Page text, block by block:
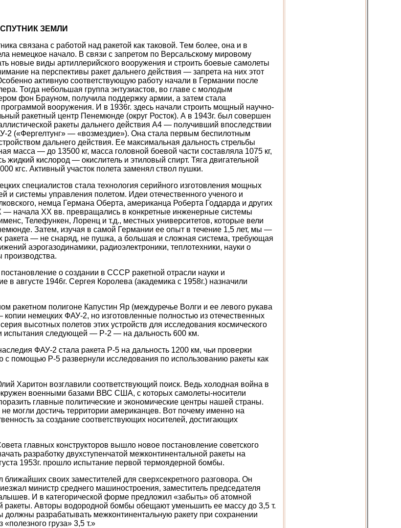
ЗЕМЛИ
связана с работой над ракетой как таковой. Тем более, она и в
немецкое начало. В связи с запретом по Версальскому мировому
новые виды артиллерийского вооружения и строить боевые самолеты
на перспективы ракет дальнего действия — запрета на них этот
активную соответствующую работу начали в Германии после
Тогда небольшая группа энтузиастов, во главе с молодым
фон Брауном, получила поддержку армии, а затем стала
программой вооружения. И в 1936г. здесь начали строить мощный научно-
ракетный центр Пенемюнде (округ Росток). А в 1943г. был совершен
ракеты дальнего действия А4 — получивший впоследствии
2 («Фергелтунг» — «возмездие»). Она стала первым беспилотным
дальнего действия. Ее максимальная дальность стрельбы
масса — до 13500 кг, масса головной боевой части составляла 1075 кг,
жидкий кислород — окислитель и этиловый спирт. Тяга двигательной
кгс. Активный участок полета заменял ствол пушки.
специалистов стала технология серийного изготовления мощных
и системы управления полетом. Идеи отечественного ученого и
немца Германа Оберта, американца Роберта Годдарда и других
— начала XX вв. превращались в конкретные инженерные системы
Телефункен, Лоренц и т.д., местных университетов, которые вели
Затем, изучая в самой Германии ее опыт в течение 1,5 лет, мы —
ракета — не снаряд, не пушка, а большая и сложная система, требующая
аэрогазодинамики, радиоэлектроники, теплотехники, науки о
производства.
о создании в СССР ракетной отрасли науки и
в августе 1946г. Сергея Королева (академика с 1958г.) назначили
ракетном полигоне Капустин Яр (междуречье Волги и ее левого рукава
немецких ФАУ-2, но изготовленные полностью из отечественных
высотных полетов этих устройств для исследования космического
испытания следующей — Р‑2 — на дальность 600 км.
ФАУ‑2 стала ракета Р‑5 на дальность 1200 км, чьи проверки
с помощью Р‑5 развернули исследования по использованию ракеты как
Харитон возглавили соответствующий поиск. Ведь холодная война в
военными базами ВВС США, с которых самолеты-носители
главные политические и экономические центры нашей страны.
могли достичь территории американцев. Вот почему именно на
за создание соответствующих носителей, достигающих
главных конструкторов вышло новое постановление советского
разработку двухступенчатой межконтинентальной ракеты на
1953г. прошло испытание первой термоядерной бомбы.
ближайших своих заместителей для сверхсекретного разговора. Он
министр среднего машиностроения, заместитель председателя
И в категорической форме предложил «забыть» об атомной
ракеты. Авторы водородной бомбы обещают уменьшить ее массу до 3,5 т.
должны разрабатывать межконтинентальную ракету при сохранении
груза» 3,5 т.»